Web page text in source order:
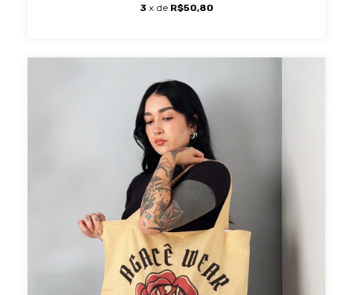
3 x de R$50,80